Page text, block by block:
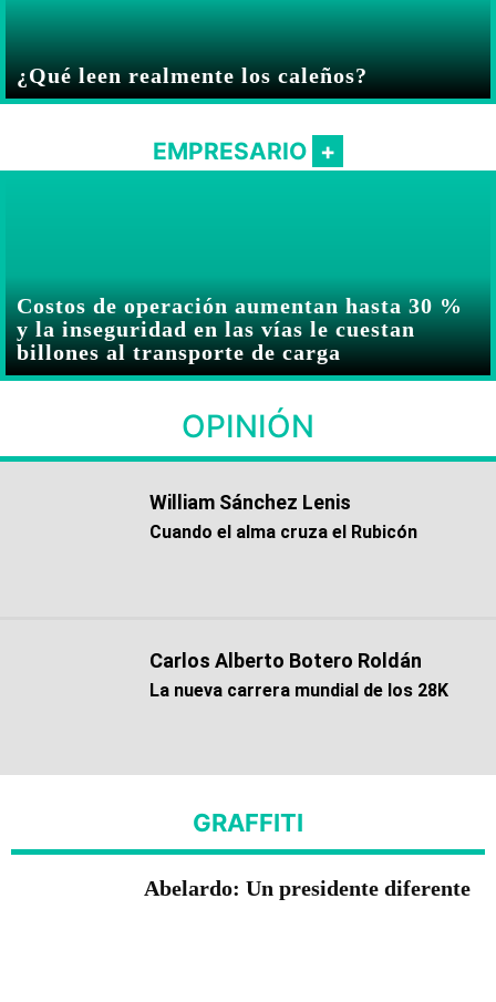
¿Qué leen realmente los caleños?
EMPRESARIO
Costos de operación aumentan hasta 30 %
y la inseguridad en las vías le cuestan
billones al transporte de carga
OPINIÓN
William Sánchez Lenis
Cuando el alma cruza el Rubicón
Carlos Alberto Botero Roldán
La nueva carrera mundial de los 28K
GRAFFITI
Abelardo: Un presidente diferente